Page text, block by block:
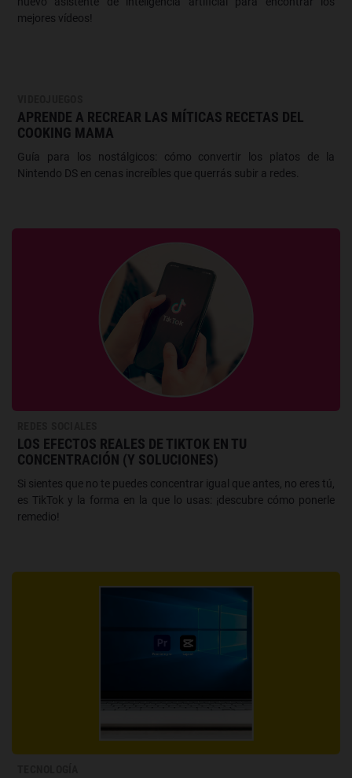
mejores vídeos!
APRENDE A RECREAR LAS MÍTICAS RECETAS DEL
COOKING MAMA
Guía para los nostálgicos: cómo convertir los platos de la
Nintendo DS en cenas increíbles que querrás subir a redes.
LOS EFECTOS REALES DE TIKTOK EN TU
CONCENTRACIÓN (Y SOLUCIONES)
Si sientes que no te puedes concentrar igual que antes, no eres tú,
es TikTok y la forma en la que lo usas: ¡descubre cómo ponerle
remedio!